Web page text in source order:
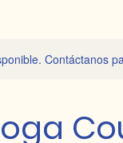
Contáctanos